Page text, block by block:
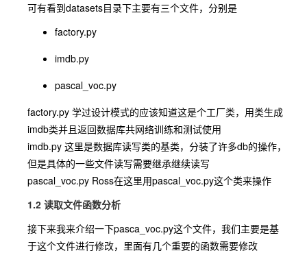
可有看到datasets目录下主要有三个文件，分别是
factory.py
imdb.py
pascal_voc.py
factory.py 学过设计模式的应该知道这是个工厂类，用类生成
imdb类并且返回数据库共网络训练和测试使用
imdb.py 这里是数据库读写类的基类，分装了许多db的操作，
但是具体的一些文件读写需要继承继续读写
pascal_voc.py Ross在这里用pascal_voc.py这个类来操作
1.2 读取文件函数分析
接下来我来介绍一下pasca_voc.py这个文件，我们主要是基
于这个文件进行修改，里面有几个重要的函数需要修改